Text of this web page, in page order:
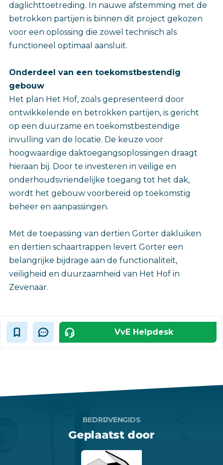
daglichttoetreding. In nauwe afstemming met de
betrokken partijen is binnen dit project gekozen
voor een oplossing die zowel technisch als
functioneel optimaal aansluit.
Onderdeel van een toekomstbestendig
gebouw
Het plan Het Hof, zoals gepresenteerd door
ontwikkelende en betrokken partijen, is gericht
op een duurzame en toekomstbestendige
invulling van de locatie. De keuze voor
hoogwaardige daktoegangsoplossingen draagt
hieraan bij. Door te investeren in veilige en
onderhoudsvriendelijke toegang tot het dak,
wordt het gebouw voorbereid op toekomstig
beheer en aanpassingen.
Met de toepassing van dertien Gorter dakluiken
en dertien schaartrappen levert Gorter een
belangrijke bijdrage aan de functionaliteit,
veiligheid en duurzaamheid van Het Hof in
Zevenaar.‎
VvE Helpdesk
BEDRIJVENGIDS
Geplaatst door